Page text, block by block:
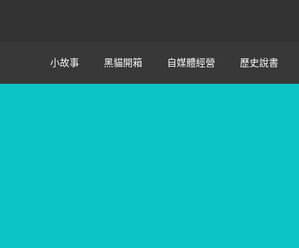
小故事 黑貓開箱 自媒體經營 歷史說書